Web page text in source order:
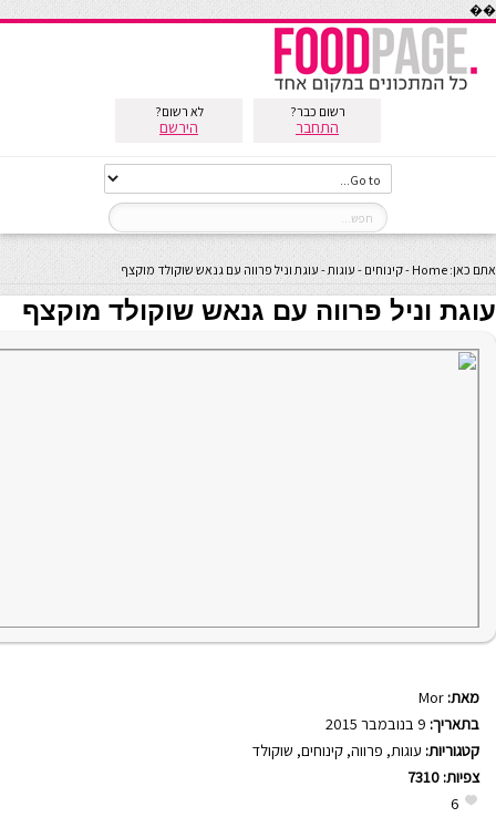
��
רשום כבר?
התחבר
לא רשום?
הירשם
אתם כאן: Home
-קינוחים - עוגות- עוגת וניל פרווה עם גנאש שוקולד מוקצף
עוגת וניל פרווה עם גנאש שוקולד מוקצף
מאת: Mor
בתאריך:
קטגוריות: עוגות, פרווה, קינוחים, שוקולד
צפיות: 7310
6